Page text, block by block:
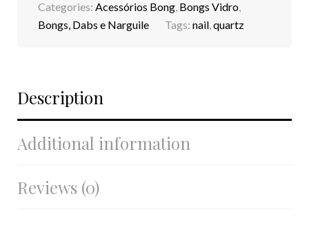
Categories: Acessórios Bong, Bongs Vidro,
Bongs, Dabs e Narguile
Tags: nail,quartz
Description
Additional information
Reviews (0)